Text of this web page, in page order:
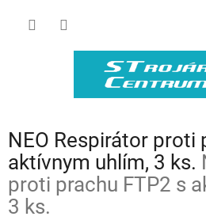
NEO Respirátor proti
aktívnym uhlím, 3 ks.
proti prachu FTP2 s
3 ks.